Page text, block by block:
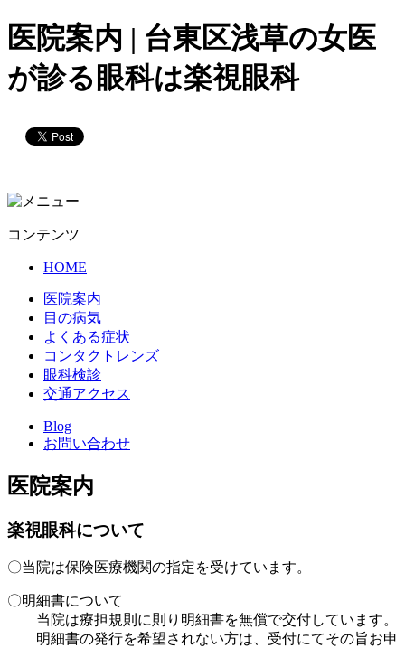
医院案内 | 台東区浅草の女医
が診る眼科は楽視眼科
コンテンツ
HOME
医院案内
目の病気
よくある症状
コンタクトレンズ
眼科検診
交通アクセス
Blog
お問い合わせ
医院案内
楽視眼科について
〇当院は保険医療機関の指定を受けています。
〇明細書について
当院は療担規則に則り明細書を無償で交付しています。
明細書の発行を希望されない方は、受付にてその旨お申